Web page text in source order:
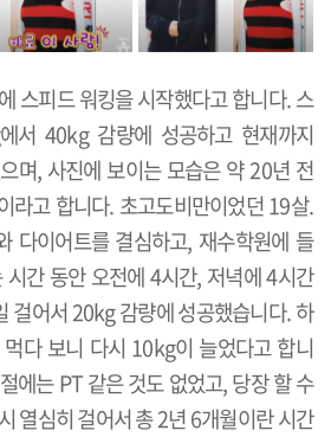
스피드 워킹을 시작했다고 합니다. 스
서 40kg 감량에 성공하고 현재까지
며, 사진에 보이는 모습은 약 20년 전
라고 합니다. 초고도비만이었던 19살.
다이어트를 결심하고, 재수학원에 들
간 동안 오전에 4시간, 저녁에 4시간
걸어서 20kg 감량에 성공했습니다. 하
다 보니 다시 10kg이 늘었다고 합니
에는 PT 같은 것도 없었고, 당장 할 수
열심히 걸어서 총 2년 6개월이란 시간